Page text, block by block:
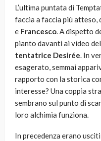
L’ultima puntata di
faccia a faccia più atteso,
e Francesco. A dispetto
pianto davanti ai video
tentatrice Desirée. In
esagerato, semmai
rapporto con la storica
interesse? Una coppia
sembrano sul punto di
loro alchimia funziona.
In precedenza erano